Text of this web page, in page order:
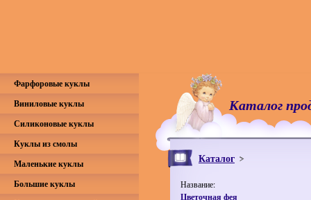
Каталог
Каталог
Название:
Цветочная фея
Фарфоровые куклы
Виниловые куклы
Силиконовые куклы
Куклы из смолы
Маленькие куклы
Большие куклы